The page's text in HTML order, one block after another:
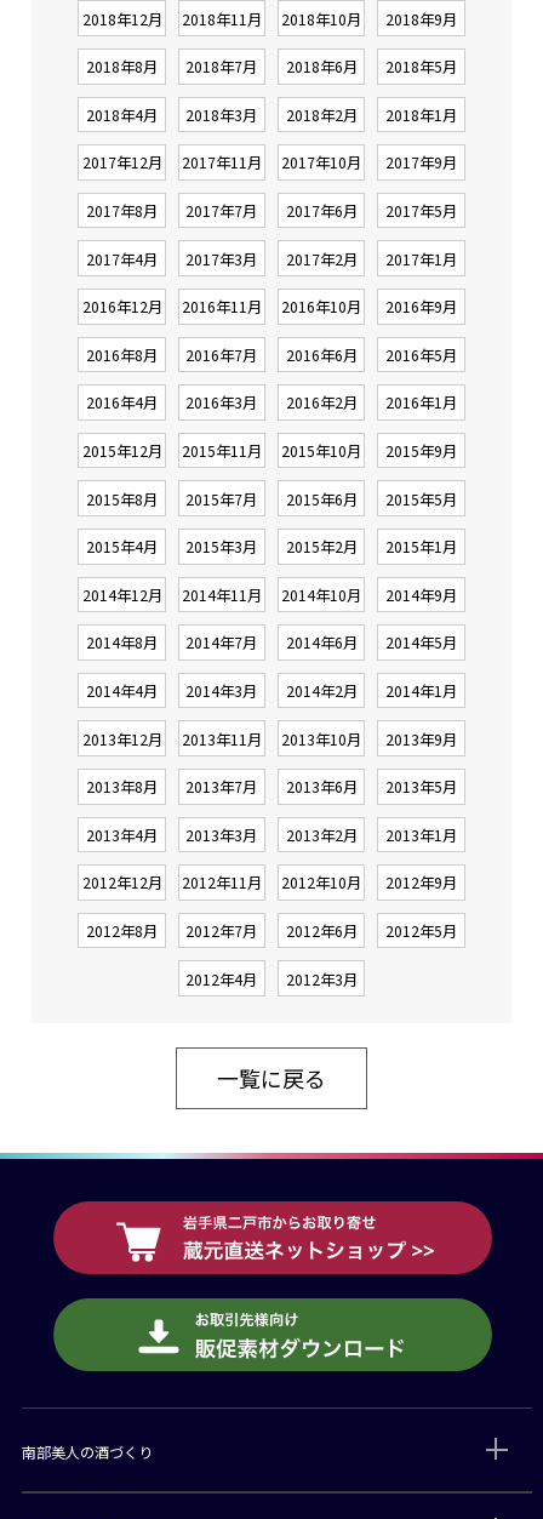
2018年12月 2018年11月 2018年10月 2018年9月
2018年8月 2018年7月 2018年6月 2018年5月
2018年4月 2018年3月 2018年2月 2018年1月
2017年12月 2017年11月 2017年10月 2017年9月
2017年8月 2017年7月 2017年6月 2017年5月
2017年4月 2017年3月 2017年2月 2017年1月
2016年12月 2016年11月 2016年10月 2016年9月
2016年8月 2016年7月 2016年6月 2016年5月
2016年4月 2016年3月 2016年2月 2016年1月
2015年12月 2015年11月 2015年10月 2015年9月
2015年8月 2015年7月 2015年6月 2015年5月
2015年4月 2015年3月 2015年2月 2015年1月
2014年12月 2014年11月 2014年10月 2014年9月
2014年8月 2014年7月 2014年6月 2014年5月
2014年4月 2014年3月 2014年2月 2014年1月
2013年12月 2013年11月 2013年10月 2013年9月
2013年8月 2013年7月 2013年6月 2013年5月
2013年4月 2013年3月 2013年2月 2013年1月
2012年12月 2012年11月 2012年10月 2012年9月
2012年8月 2012年7月 2012年6月 2012年5月
2012年4月 2012年3月
一覧に戻る
南部美人の酒づくり